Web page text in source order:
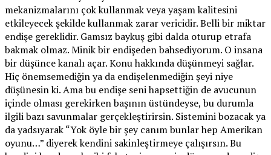
mekanizmalarını çok kullanmak veya yaşam kalitesini
etkileyecek şekilde kullanmak zarar vericidir. Belli bir miktar
endişe gereklidir. Gamsız baykuş gibi dalda oturup etrafa
bakmak olmaz. Minik bir endişeden bahsediyorum. O insana
bir düşünce kanalı açar. Konu hakkında düşünmeyi sağlar.
Hiç önemsemediğin ya da endişelenmediğin şeyi niye
düşünesin ki. Ama bu endişe seni hapsettiğin de avucunun
içinde olması gerekirken başının üstündeyse, bu durumla
ilgili bazı savunmalar gerçekleştirirsin. Sistemini bozacak ya
da yadsıyarak “Yok öyle bir şey canım bunlar hep Amerikan
oyunu…” diyerek kendini sakinleştirmeye çalışırsın. Bu